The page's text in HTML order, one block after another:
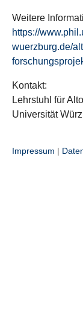
Weitere
https://
wuerzburg.de/
Kontakt:
Lehrstuhl für
Universität
Impressum |